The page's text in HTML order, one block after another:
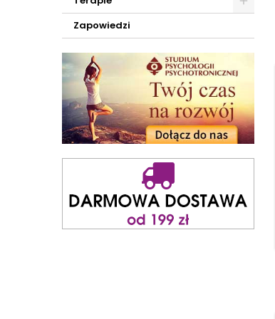
Zapowiedzi